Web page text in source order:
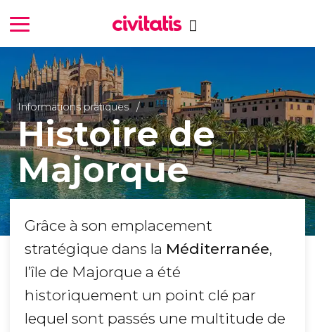
Informations pratiques
Histoire de
Majorque
Grâce à son emplacement
stratégique dans la Méditerranée,
l’île de Majorque a été
historiquement un point clé par
lequel sont passés une multitude de